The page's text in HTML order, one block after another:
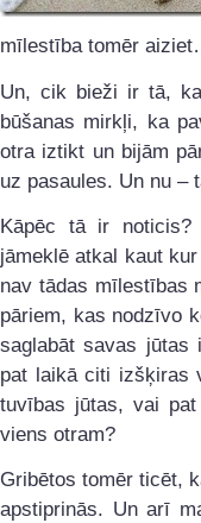
mīlestība tomēr
Un, cik bieži ir tā,
būšanas mirkļi, ka
otra iztikt un bijām
uz pasaules. Un nu –
Kāpēc tā ir
jāmeklē atkal kaut
nav tādas mīlestības
pāriem, kas nodzīvo
saglabāt savas jūtas
pat laikā citi izšķiras
tuvības jūtas, vai
viens otram?
Gribētos tomēr ticēt,
apstiprinās. Un arī